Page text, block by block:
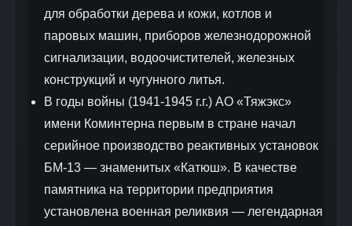
для обработки дерева и кожи, котлов и
паровых машин, приборов железнодорожной
сигнализации, водоочистителей, железных
конструкций и чугунного литья.
В годы войны (1941-1945 г.г.) АО «Тяжэкс»
имени Коминтерна первым в стране начал
серийное производство реактивных установок
БМ-13 — знаменитых «Катюш». В качестве
памятника на территории предприятия
установлена военная реликвия — легендарная